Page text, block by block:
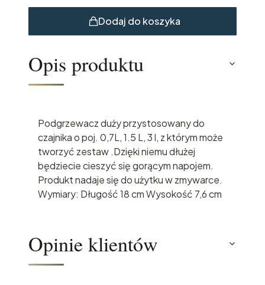
Dodaj do koszyka
Opis produktu
Podgrzewacz duży przystosowany do
czajnika o poj. 0,7L, 1.5 L, 3 l, z którym może
tworzyć zestaw .Dzięki niemu dłużej
będziecie cieszyć się gorącym napojem.
Produkt nadaje się do użytku w zmywarce.
Wymiary: Długość 18 cm Wysokość 7,6 cm
Opinie klientów